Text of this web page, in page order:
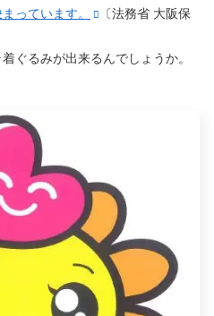
っています。
〔法務省 大阪保
ぐるみが出来るんでしょうか。